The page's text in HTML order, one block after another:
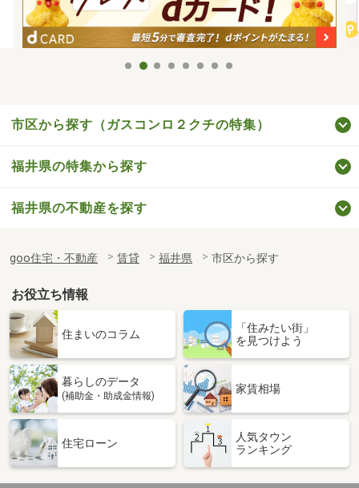
市区から探す（ガスコンロ２クチの特集）
福井県の特集から探す
福井県の不動産を探す
goo住宅・不動産 賃貸 福井県 市区から探す
お役立ち情報
住まいのコラム
「住みたい街」
を見つけよう
暮らしのデータ
(補助金・助成金情報)
家賃相場
住宅ローン
人気タウン
ランキング